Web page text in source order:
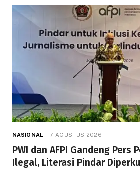
NASIONAL 7 AGUSTUS 2026
PWI dan AFPI Gandeng Pers
Ilegal, Literasi Pindar